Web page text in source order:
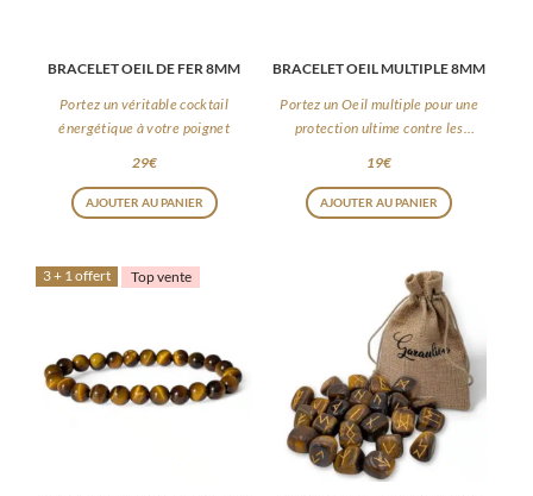
BRACELET OEIL DE FER 8MM
Portez un véritable cocktail
énergétique à votre poignet
29€
AJOUTER AU PANIER
BRACELET OEIL MULTIPLE 8MM
Portez un Oeil multiple pour une
protection ultime contre les
19€
AJOUTER AU PANIER
3 + 1 offert Top vente